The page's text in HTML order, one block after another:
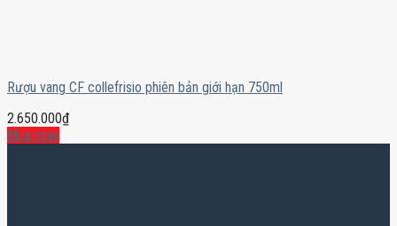
Rượu vang CF collefrisio phiên bản giới hạn 750ml
2.650.000₫
Mua ngay